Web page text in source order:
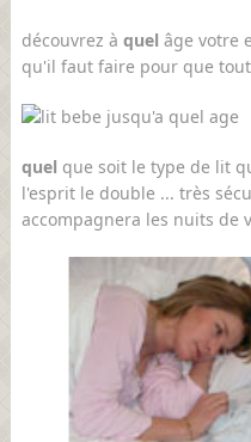
découvrez à quel âge votre
qu'il faut faire pour que
quel que soit le type de lit
l'esprit le double ... très
accompagnera les nuits de